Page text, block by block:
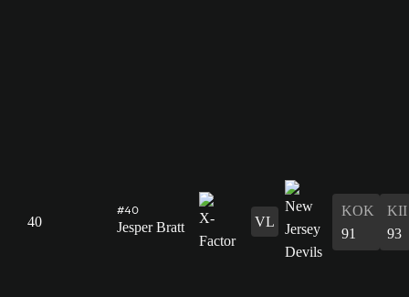
40
#40
Jesper Bratt VL
KOK
91
KII
93